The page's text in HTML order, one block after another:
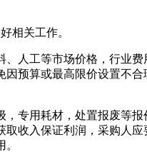
相关工作。
人工等市场价格，行业
预算或最高限价设置不
专用耗材，处置报废等
收入保证利润，采购人